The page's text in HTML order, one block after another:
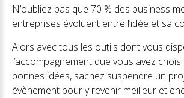
N’oubliez pas que 70 % des business
entreprises évoluent entre l’idée et sa
Alors avec tous les outils dont vous
l’accompagnement que vous avez
bonnes idées, sachez suspendre un
évènement pour y revenir meilleur et